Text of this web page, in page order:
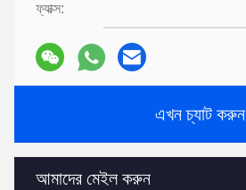
ফ্যাক্স:
এখন চ্যাট করুন
আমাদের মেইল ​​করুন